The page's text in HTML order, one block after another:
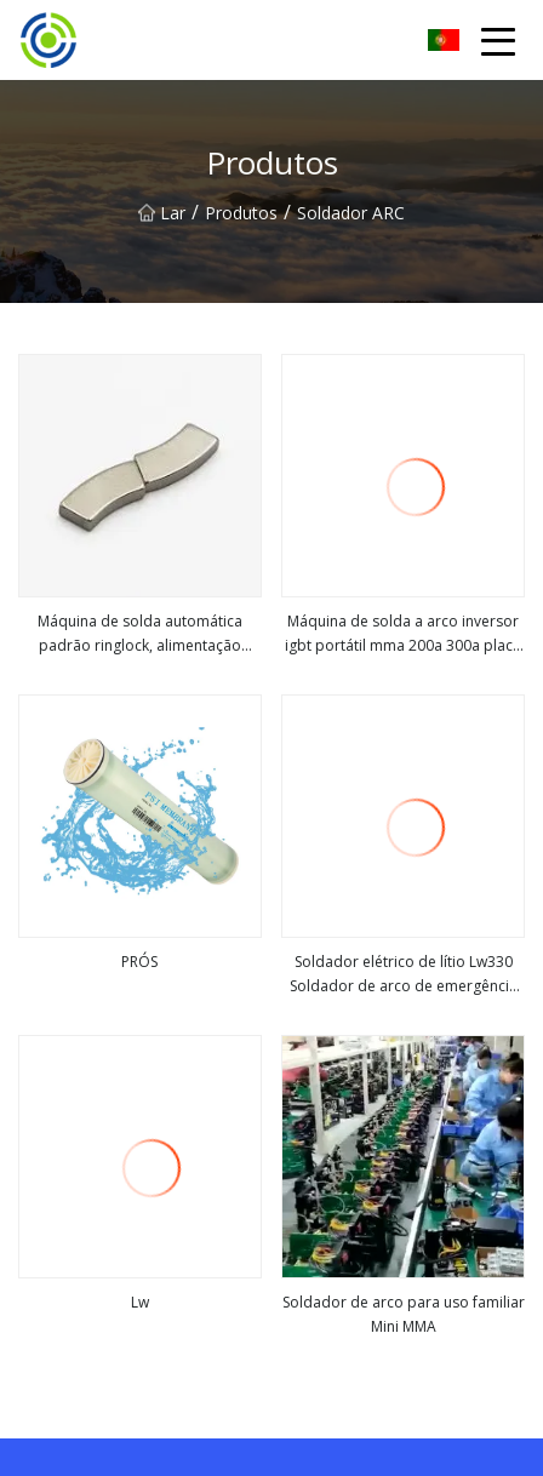
Produtos
Lar / Produtos / Soldador ARC
Máquina de solda automática
padrão ringlock, alimentação
arco
Máquina de solda a arco inversor
igbt portátil mma 200a 300a placa
PRÓS
Soldador elétrico de lítio Lw330
Soldador de arco de emergência
Lw
Soldador de arco para uso familiar
Mini MMA